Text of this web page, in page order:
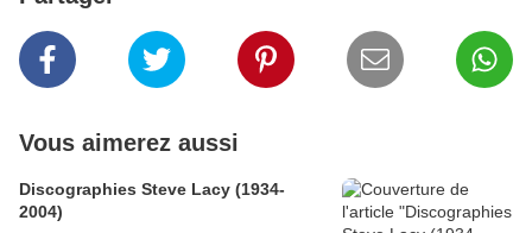
Vous aimerez aussi
Discographies Steve Lacy (1934-
2004)